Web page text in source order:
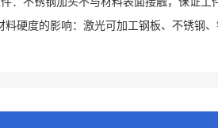
度的影响：激光可加工钢板、不锈钢、